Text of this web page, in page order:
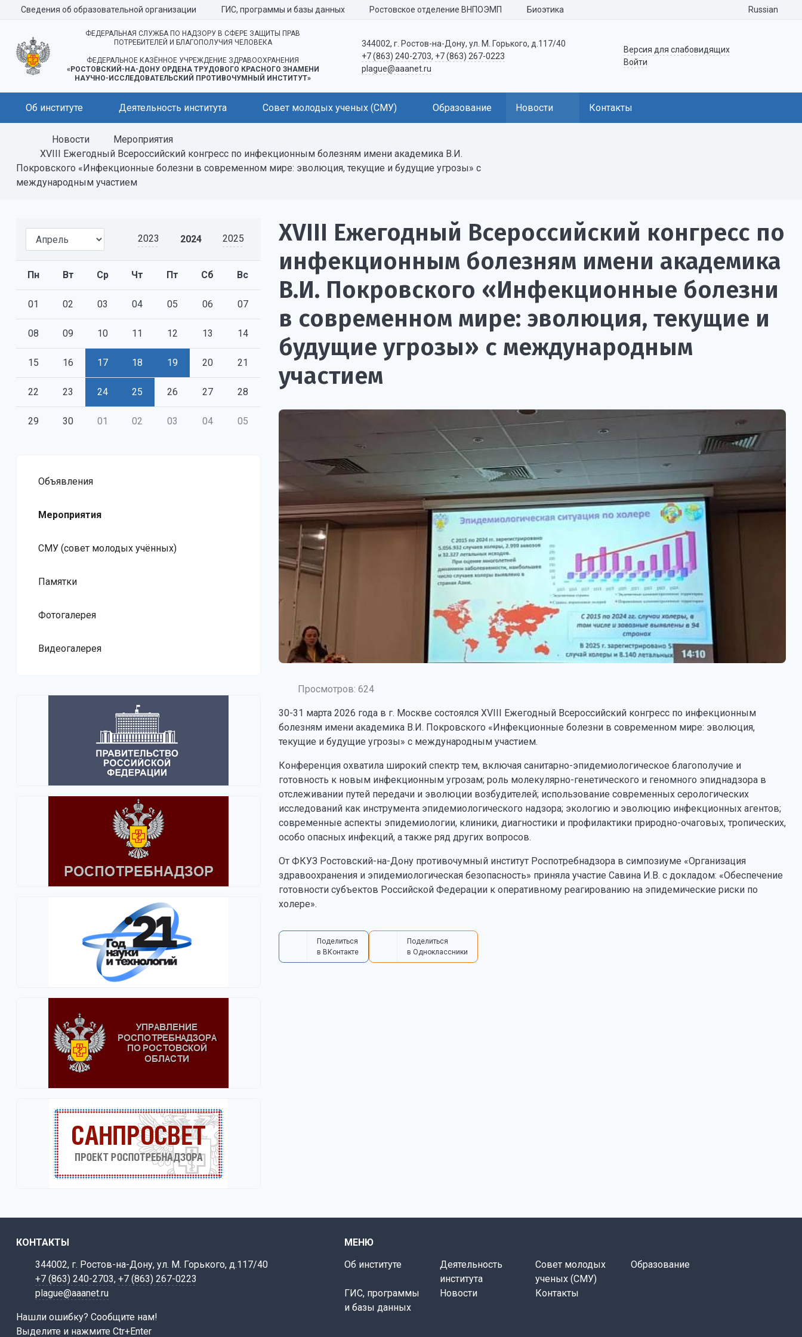
Сведения об образовательной организации ГИС, программы и базы данных Ростовское отделение ВНПОЭМП Биоэтика Russian
ФЕДЕРАЛЬНАЯ СЛУЖБА ПО НАДЗОРУ В СФЕРЕ ЗАЩИТЫ ПРАВ
ПОТРЕБИТЕЛЕЙ И БЛАГОПОЛУЧИЯ ЧЕЛОВЕКА
ФЕДЕРАЛЬНОЕ КАЗЁННОЕ УЧРЕЖДЕНИЕ ЗДРАВООХРАНЕНИЯ
«РОСТОВСКИЙ-НА-ДОНУ ОРДЕНА ТРУДОВОГО КРАСНОГО ЗНАМЕНИ
НАУЧНО-ИССЛЕДОВАТЕЛЬСКИЙ ПРОТИВОЧУМНЫЙ ИНСТИТУТ»
344002, г. Ростов-на-Дону, ул. М. Горького, д.117/40
+7 (863) 240-2703, +7 (863) 267-0223
plague@aaanet.ru
Версия для слабовидящих
Войти
Об институте Деятельность института Совет молодых ученых (СМУ) Образование Новости Контакты
Новости
Мероприятия
ХVIII Ежегодный Всероссийский конгресс по инфекционным болезням имени академика В.И.
Покровского «Инфекционные болезни в современном мире: эволюция, текущие и будущие угрозы» с
международным участием
2023 2024 2025
Пн Вт Ср Чт Пт Сб Вс
01 02 03 04 05 06 07
08 09 10 11 12 13 14
15 16 17 18 19 20 21
22 23 24 25 26 27 28
29 30 01 02 03 04 05
Объявления
Мероприятия
СМУ (совет молодых учённых)
Памятки
Фотогалерея
Видеогалерея
ХVIII Ежегодный Всероссийский конгресс по
инфекционным болезням имени академика
В.И. Покровского «Инфекционные болезни
в современном мире: эволюция, текущие и
будущие угрозы» с международным
участием
Просмотров: 624
30-31 марта 2026 года в г. Москве состоялся ХVIII Ежегодный Всероссийский конгресс по инфекционным
болезням имени академика В.И. Покровского «Инфекционные болезни в современном мире: эволюция,
текущие и будущие угрозы» с международным участием.
Конференция охватила широкий спектр тем, включая санитарно-эпидемиологическое благополучие и
готовность к новым инфекционным угрозам; роль молекулярно-генетического и геномного эпиднадзора в
отслеживании путей передачи и эволюции возбудителей; использование современных серологических
исследований как инструмента эпидемиологического надзора; экологию и эволюцию инфекционных агентов;
современные аспекты эпидемиологии, клиники, диагностики и профилактики природно-очаговых, тропических,
особо опасных инфекций, а также ряд других вопросов.
От ФКУЗ Ростовский-на-Дону противочумный институт Роспотребнадзора в симпозиуме «Организация
здравоохранения и эпидемиологическая безопасность» приняла участие Савина И.В. с докладом: «Обеспечение
готовности субъектов Российской Федерации к оперативному реагированию на эпидемические риски по
холере».
Поделиться
в ВКонтакте
Поделиться
в Одноклассники
КОНТАКТЫ
344002, г. Ростов-на-Дону, ул. М. Горького, д.117/40
+7 (863) 240-2703, +7 (863) 267-0223
plague@aaanet.ru
Нашли ошибку? Сообщите нам!
Выделите и нажмите Ctr+Enter
МЕНЮ
Об институте
Деятельность
института
Совет молодых
ученых (СМУ)
Образование
ГИС, программы
и базы данных
Новости Контакты